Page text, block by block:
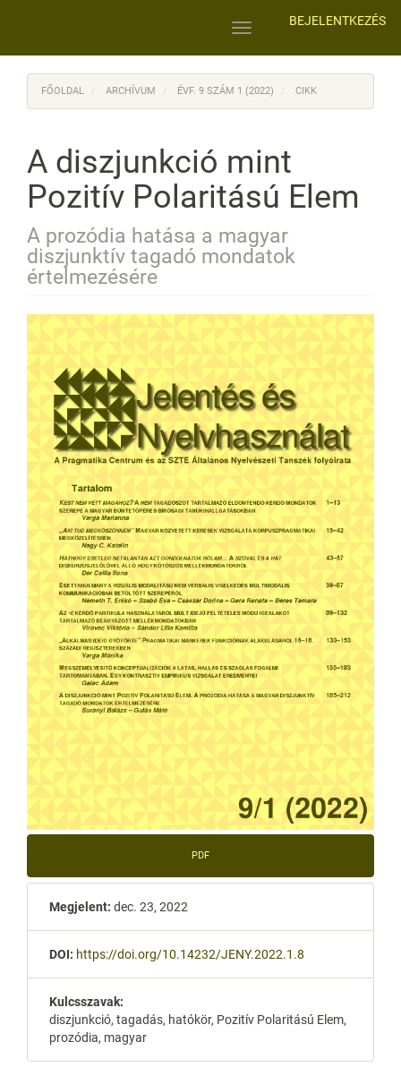
BEJELENTKEZÉS
Toggle
FŐOLDAL ARCHÍVUM ÉVF. 9 SZÁM 1 (2022) CIKK
A diszjunkció mint
Pozitív Polaritású Elem
A prozódia hatása a magyar
diszjunktív tagadó mondatok
értelmezésére
PDF
Megjelent: dec. 23, 2022
DOI: https://doi.org/10.14232/JENY.2022.1.8
Kulcsszavak:
diszjunkció, tagadás, hatókör, Pozitív Polaritású Elem,
prozódia, magyar